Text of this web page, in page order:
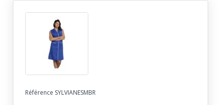
Référence SYLVIANESMBR